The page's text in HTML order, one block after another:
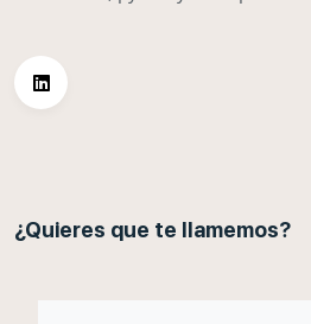
¿Quieres que te llamemos?